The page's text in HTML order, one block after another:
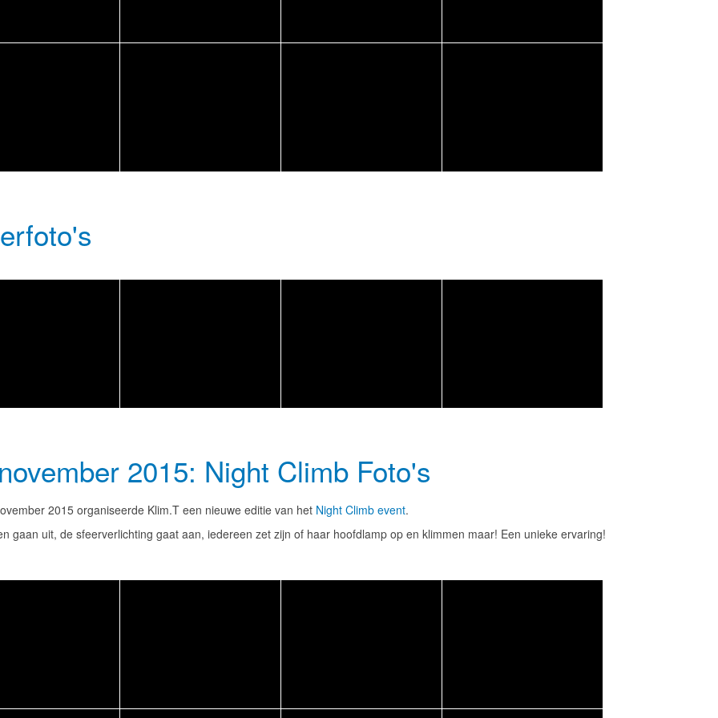
2015: Night Climb Foto's
2015 organiseerde Klim.T een nieuwe editie van het Night Climb event.
gaan uit, de sfeerverlichting gaat aan, iedereen zet zijn of haar hoofdlamp op en klimmen maar! Een unieke ervaring!